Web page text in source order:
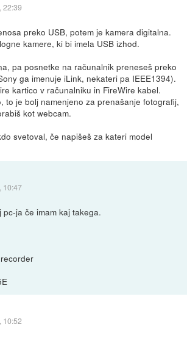
22:39
preko USB, potem je kamera digitalna.
kamere, ki bi imela USB izhod.
pa posnetke na računalnik preneseš preko
ga imenuje iLink, nekateri pa IEEE1394).
kartico v računalniku in FireWire kabel.
to je bolj namenjeno za prenašanje fotografij,
kot webcam.
svetoval, če napišeš za kateri model
10:47
ja če imam kaj takega.
10:52